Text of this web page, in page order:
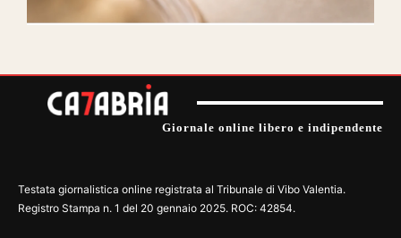
Giornale online libero e indipendente
Testata giornalistica online registrata al Tribunale di Vibo Valentia.
Registro Stampa n. 1 del 20 gennaio 2025. ROC: 42854.